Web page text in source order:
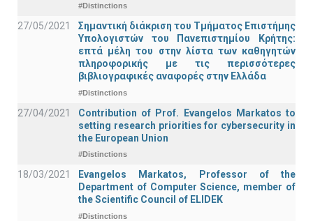
#Distinctions
27/05/2021
Σημαντική διάκριση του Τμήματος Επιστήμης
Υπολογιστών του Πανεπιστημίου Κρήτης:
επτά μέλη του στην λίστα των καθηγητών
πληροφορικής με τις περισσότερες
βιβλιογραφικές αναφορές στην Ελλάδα
#Distinctions
27/04/2021
Contribution of Prof. Evangelos Markatos to
setting research priorities for cybersecurity in
the European Union
#Distinctions
18/03/2021
Evangelos Markatos, Professor of the
Department of Computer Science, member of
the Scientific Council of ELIDEK
#Distinctions